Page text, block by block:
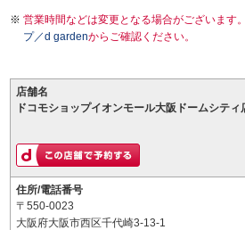
営業時間などは変更となる場合がございます
プ／d gardenからご確認ください。
店舗名
ドコモショップイオンモール大阪ドームシティ
住所/電話番号
〒550-0023
大阪府大阪市西区千代崎3-13-1